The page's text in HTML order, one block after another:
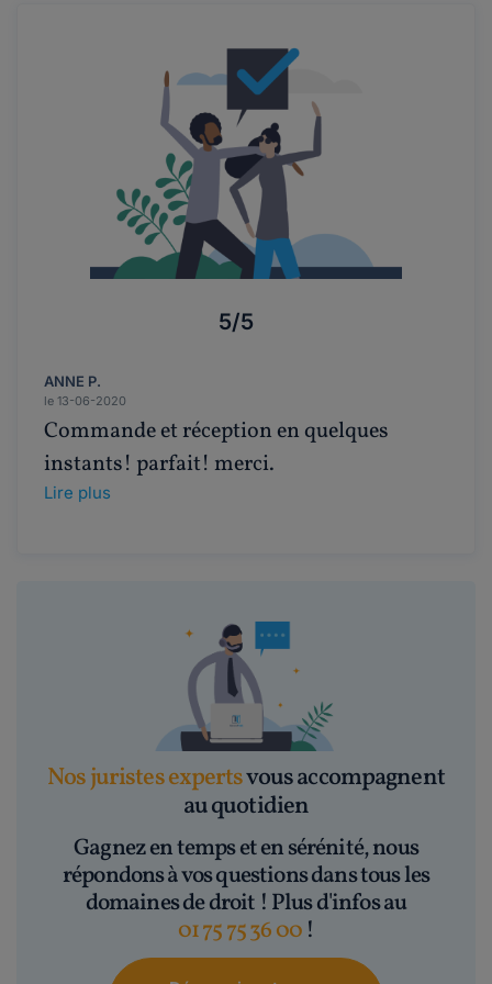
5/5
ANNE P.
le 13-06-2020
Commande et réception en quelques
instants! parfait! merci.
Lire plus
Nos juristes expertsvous accompagnent
au quotidien
Gagnez en temps et en sérénité, nous
répondons à vos questions dans tous les
domaines de droit ! Plus d'infos au
01 75 75 36 00 !